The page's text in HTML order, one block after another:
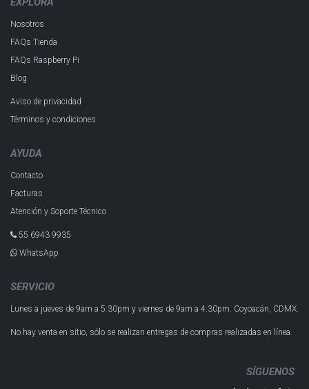
Nosotros
FAQs Tienda
FAQs Raspberry Pi
Blog
Aviso de privacidad
Términos y condiciones
AYUDA
Contacto
Facturas
Atención y Soporte Técnico
55 6943 993​5
WhatsApp
SERVICIO
Lunes a jueves de 9am a 5:30pm y viernes de 9am a 4:30pm. Coyoacán, CDMX.
No hay venta en sitio, sólo se realizan entregas de compras realizadas en línea.
SÍGUENOS